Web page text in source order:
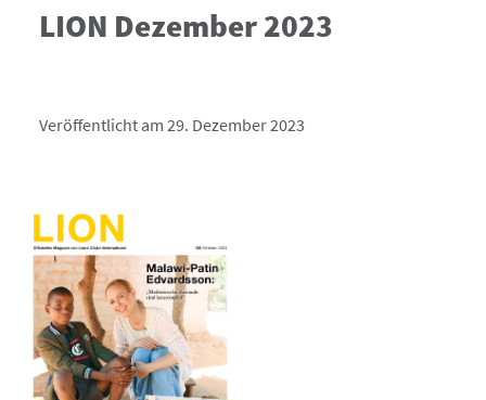
LION Dezember 2023
Veröffentlicht am 29. Dezember 2023